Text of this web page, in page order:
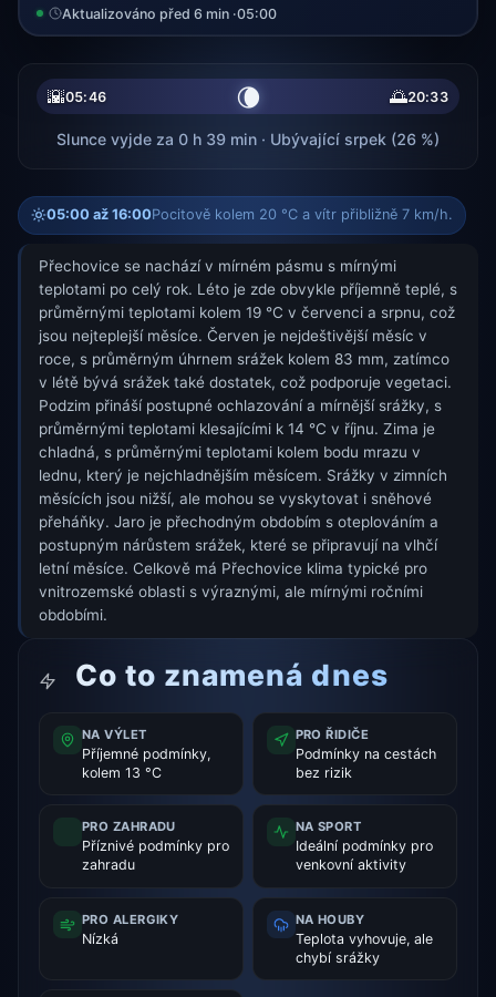
Aktualizováno před 6 min ·05:00
🌇05:46 🌘 🌅20:33
Slunce vyjde za 0 h 39 min · Ubývající srpek (26 %)
05:00 až 16:00Pocitově kolem 20 °C a vítr přibližně 7 km/h.
Přechovice se nachází v mírném pásmu s mírnými
teplotami po celý rok. Léto je zde obvykle příjemně teplé, s
průměrnými teplotami kolem 19 °C v červenci a srpnu, což
jsou nejteplejší měsíce. Červen je nejdeštivější měsíc v
roce, s průměrným úhrnem srážek kolem 83 mm, zatímco
v létě bývá srážek také dostatek, což podporuje vegetaci.
Podzim přináší postupné ochlazování a mírnější srážky, s
průměrnými teplotami klesajícími k 14 °C v říjnu. Zima je
chladná, s průměrnými teplotami kolem bodu mrazu v
lednu, který je nejchladnějším měsícem. Srážky v zimních
měsících jsou nižší, ale mohou se vyskytovat i sněhové
přeháňky. Jaro je přechodným obdobím s oteplováním a
postupným nárůstem srážek, které se připravují na vlhčí
letní měsíce. Celkově má Přechovice klima typické pro
vnitrozemské oblasti s výraznými, ale mírnými ročními
obdobími.
Co to znamená dnes
NA VÝLET
Příjemné podmínky,
kolem 13 °C
PRO ŘIDIČE
Podmínky na cestách
bez rizik
PRO ZAHRADU
Příznivé podmínky pro
zahradu
NA SPORT
Ideální podmínky pro
venkovní aktivity
PRO ALERGIKY
Nízká
NA HOUBY
Teplota vyhovuje, ale
chybí srážky